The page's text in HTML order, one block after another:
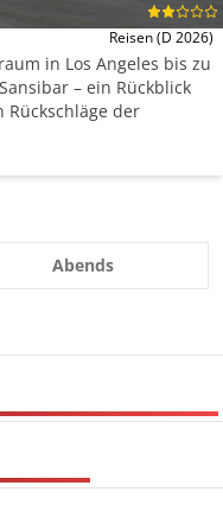
Reisen(D 2026)
in Los Angeles bis zu
– ein Rückblick
der
Abends